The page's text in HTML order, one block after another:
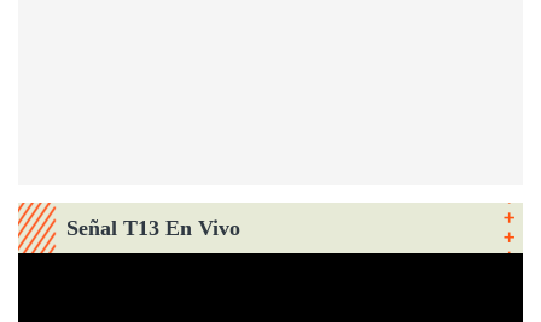
Señal T13 En Vivo